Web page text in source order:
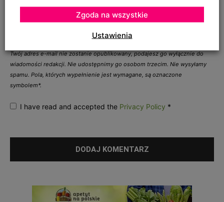
ZGODA NA PRZETWARZANIE DANYCH OSOBOWYCH
Twój adres e-mail nie zostanie opublikowany, podajesz go wyłącznie do
wiadomości redakcji. Nie udostępnimy go osobom trzecim. Nie wysyłamy
spamu. Pola, których wypełnienie jest wymagane, są oznaczone
symbolem*.
I have read and accepted the Privacy Policy *
Ustawienia
Zgoda na wszystkie